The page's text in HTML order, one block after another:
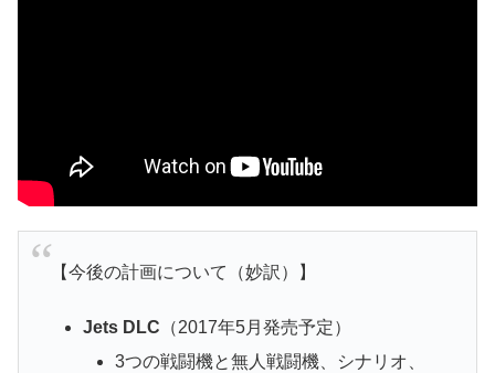
【今後の計画について（妙訳）】
Jets DLC （2017年5月発売予定）
3つの戦闘機と無人戦闘機、シナリオ、